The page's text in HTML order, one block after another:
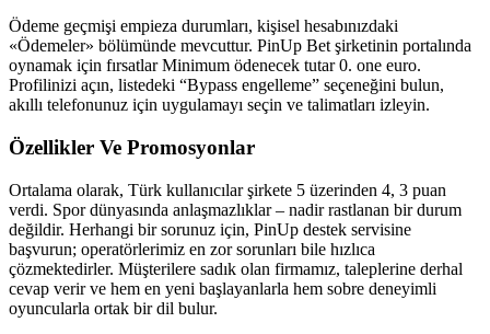
Ödeme geçmişi empieza durumları, kişisel hesabınızdaki
«Ödemeler» bölümünde mevcuttur. PinUp Bet şirketinin portalında
oynamak için fırsatlar Minimum ödenecek tutar 0. one euro.
Profilinizi açın, listedeki “Bypass engelleme” seçeneğini bulun,
akıllı telefonunuz için uygulamayı seçin ve talimatları izleyin.
Özellikler Ve Promosyonlar
Ortalama olarak, Türk kullanıcılar şirkete 5 üzerinden 4, 3 puan
verdi. Spor dünyasında anlaşmazlıklar – nadir rastlanan bir durum
değildir. Herhangi bir sorunuz için, PinUp destek servisine
başvurun; operatörlerimiz en zor sorunları bile hızlıca
çözmektedirler. Müşterilere sadık olan firmamız, taleplerine derhal
cevap verir ve hem en yeni başlayanlarla hem sobre deneyimli
oyuncularla ortak bir dil bulur.